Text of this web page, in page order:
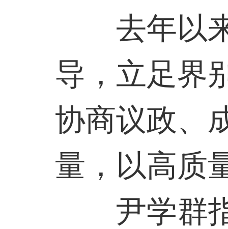
去年以
导，立足界
协商议政、
量，以高质
尹学群